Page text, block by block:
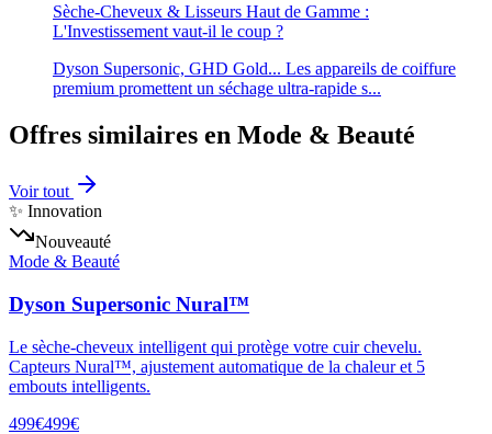
Sèche-Cheveux & Lisseurs Haut de Gamme :
L'Investissement vaut-il le coup ?
Dyson Supersonic, GHD Gold... Les appareils de coiffure
premium promettent un séchage ultra-rapide s...
Offres similaires en Mode & Beauté
Voir tout
✨ Innovation
Nouveauté
Mode & Beauté
Dyson Supersonic Nural™
Le sèche-cheveux intelligent qui protège votre cuir chevelu.
Capteurs Nural™, ajustement automatique de la chaleur et 5
embouts intelligents.
499€499€